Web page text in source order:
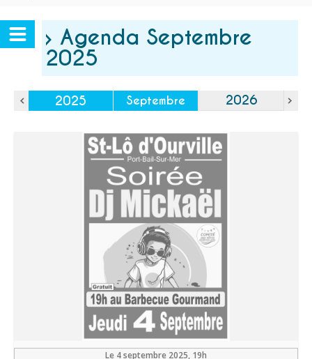
› Agenda Septembre
2025
2025 Septembre 2026
Le 4 septembre 2025, 19h